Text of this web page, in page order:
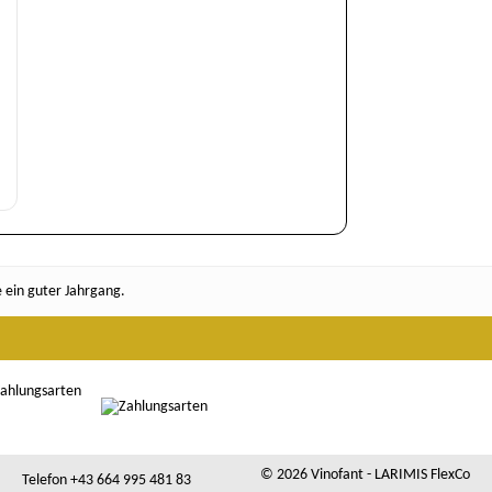
ein guter Jahrgang.
Telefon +43 664 995 481 83 © 2026 Vinofant - LARIMIS FlexCo